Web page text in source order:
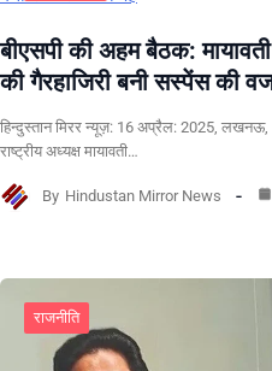
बीएसपी की अहम बैठक:
की गैरहाजिरी बनी सस्पेंस की
हिन्दुस्तान मिरर न्यूज़: 16 अप्रैल: 2025, लखनऊ,
राष्ट्रीय अध्यक्ष मायावती…
By Hindustan Mirror News
राजनीति